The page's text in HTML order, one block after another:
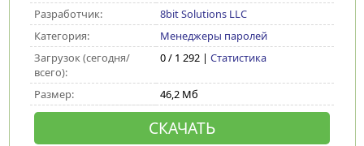
Разработчик:
8bit Solutions LLC
Категория:
Менеджеры паролей
Загрузок (сегодня/
всего):
0 / 1 292 | Статистика
Размер: 46,2 Мб
СКАЧАТЬ